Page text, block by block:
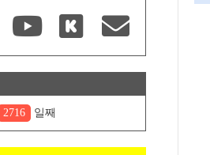
2716 일째